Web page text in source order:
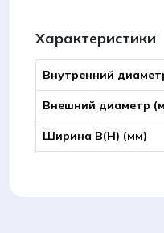
Характеристики
Внутренний
Внешний диаметр
Ширина B(Н) (мм)